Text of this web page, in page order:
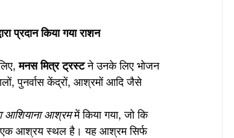
प्रदान किया गया राशन
मनस मित्र ट्रस्ट ने उनके लिए भोजन
पुनर्वास केंद्रों, आश्रमों आदि जैसे
आशियाना आश्रम में किया गया, जो कि
एक आश्रय स्थल है। यह आश्रम सिर्फ